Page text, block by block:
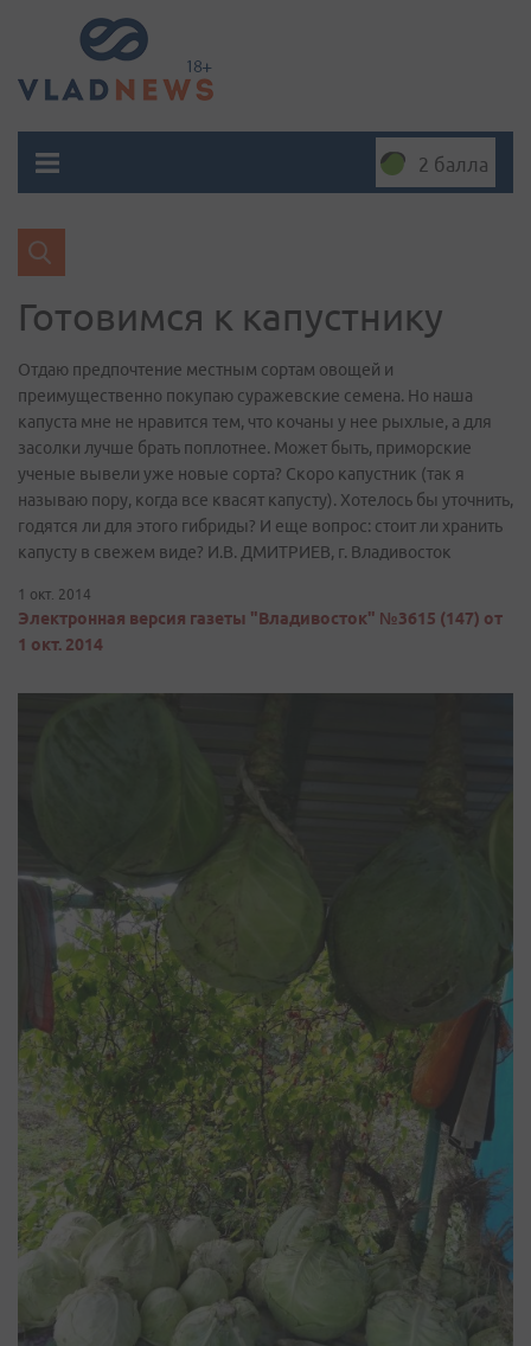
2 балла
Готовимся к капустнику
Отдаю предпочтение местным сортам овощей и
преимущественно покупаю суражевские семена. Но наша
капуста мне не нравится тем, что кочаны у нее рыхлые, а для
засолки лучше брать поплотнее. Может быть, приморские
ученые вывели уже новые сорта? Скоро капустник (так я
называю пору, когда все квасят капусту). Хотелось бы уточнить,
годятся ли для этого гибриды? И еще вопрос: стоит ли хранить
капусту в свежем виде? И.В. ДМИТРИЕВ, г. Владивосток
1 окт. 2014
Электронная версия газеты "Владивосток" №3615 (147) от
1 окт. 2014